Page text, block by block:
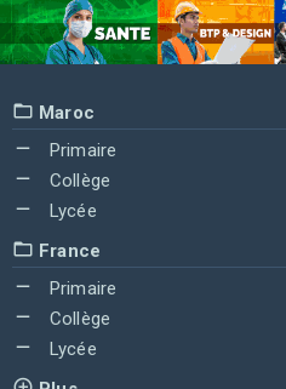
Maroc
Primaire
Collège
Lycée
France
Primaire
Collège
Lycée